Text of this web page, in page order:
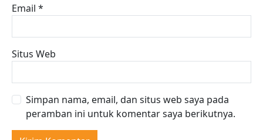
Email *
Situs Web
Simpan nama, email, dan situs web saya pada
peramban ini untuk komentar saya berikutnya.